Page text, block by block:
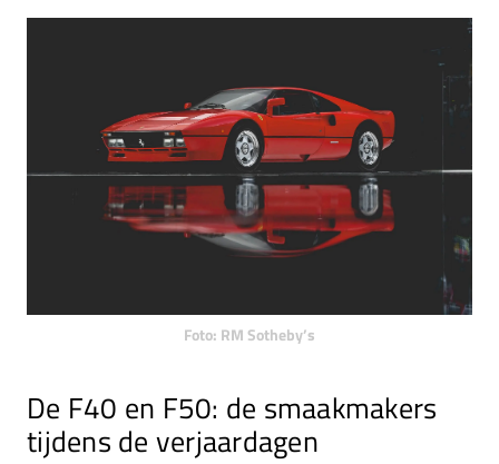
Foto: RM Sotheby’s
De F40 en F50: de smaakmakers
tijdens de verjaardagen